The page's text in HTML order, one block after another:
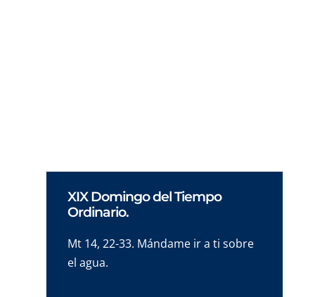
XIX Domingo del Tiempo
Ordinario.
Mt 14, 22-33. Mándame ir a ti sobre
el agua.